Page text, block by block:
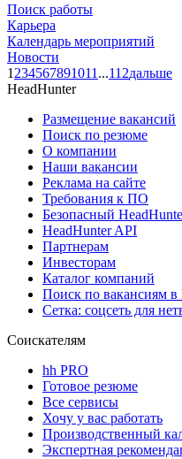
Поиск работы
Карьера
Календарь мероприятий
Новости
1 234567891011 ...112дальше
HeadHunter
Размещение вакансий
Поиск по резюме
О компании
Наши вакансии
Реклама на сайте
Требования к ПО
Безопасный
HeadHunter API
Партнерам
Инвесторам
Каталог компаний
Поиск по вакансиям
Сетка: соцсеть для
Соискателям
hh PRO
Готовое резюме
Все сервисы
Хочу у вас работать
Производственный
Экспертная